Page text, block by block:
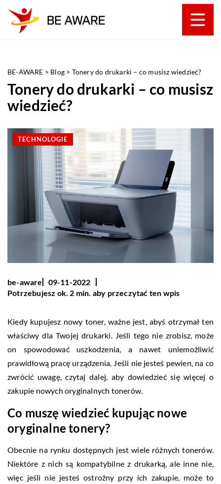
BE-AWARE > Blog > Tonery do drukarki – co musisz wiedzieć?
Tonery do drukarki – co musisz
wiedzieć?
TECHNOLOGIE
be-aware
09-11-2022
Potrzebujesz ok. 2 min. aby przeczytać ten wpis
Kiedy kupujesz nowy toner, ważne jest, abyś otrzymał ten
właściwy dla Twojej drukarki. Jeśli tego nie zrobisz, może
on spowodować uszkodzenia, a nawet uniemożliwić
prawidłową pracę urządzenia. Jeśli nie jesteś pewien, na co
zwrócić uwagę, czytaj dalej, aby dowiedzieć się więcej o
zakupie nowych oryginalnych tonerów.
Co muszę wiedzieć kupując nowe
oryginalne tonery?
Obecnie na rynku dostępnych jest wiele różnych tonerów.
Niektóre z nich są kompatybilne z drukarką, ale inne nie,
więc jeśli nie jesteś ostrożny przy ich zakupie, może to